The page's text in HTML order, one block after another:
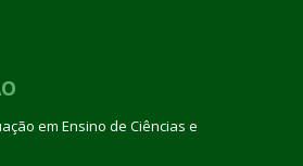
em Ensino de Ciências e